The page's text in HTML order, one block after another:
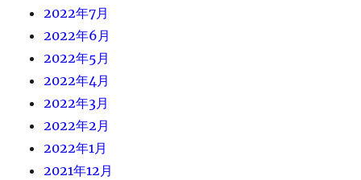
2022年7月
2022年6月
2022年5月
2022年4月
2022年3月
2022年2月
2022年1月
2021年12月